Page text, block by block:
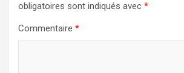
obligatoires sont indiqués avec *
Commentaire *